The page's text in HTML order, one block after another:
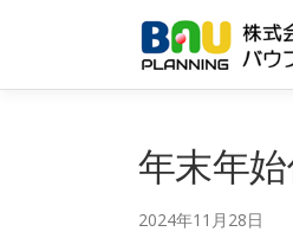
ン
年末年
2024年11月28日